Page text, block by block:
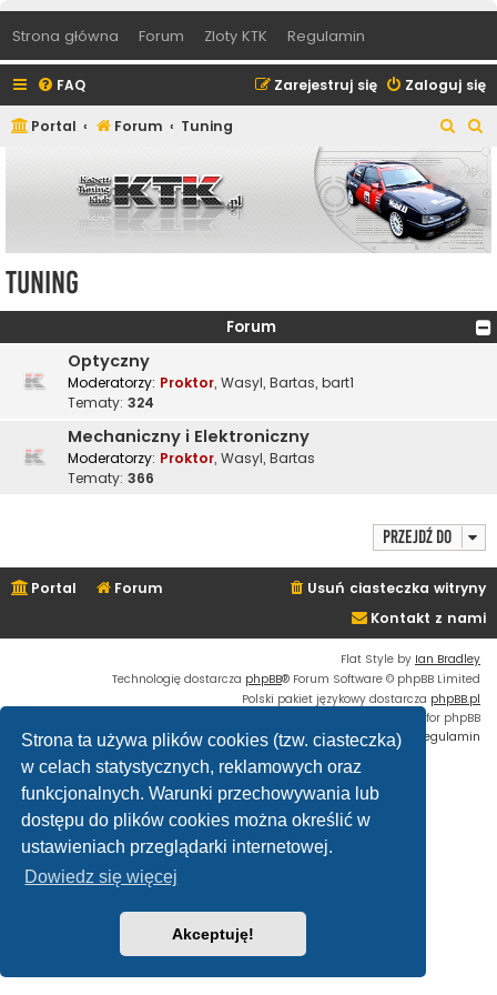
Strona ta używa plików cookies (tzw. ciasteczka)
w celach statystycznych, reklamowych oraz
funkcjonalnych. Warunki przechowywania lub
dostępu do plików cookies można określić w
ustawieniach przeglądarki internetowej.
Dowiedz się więcej
Akceptuję!
Strona główna Forum Zloty KTK Regulamin
FAQ Zaloguj się
Zarejestruj się
Portal Forum Tuning
z
u
k
z
u
k
a
Tuning
Forum
Optyczny
Moderatorzy: Proktor, Wasyl, Bartas, bart1
Tematy: 324
Mechaniczny i Elektroniczny
Moderatorzy: Proktor, Wasyl, Bartas
Tematy: 366
Przejdź do
Portal Forum
Usuń ciasteczka witryny
Kontakt z nami
Flat Style by Ian Bradley
Technologię dostarcza phpBB® Forum Software © phpBB Limited
Polski pakiet językowy dostarcza phpBB.pl
extension for phpBB
Zasady ochrony danych osobowych
Regulamin